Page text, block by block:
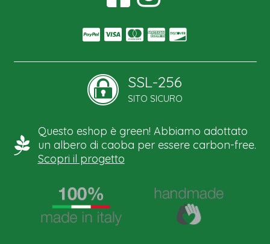
SSL-256
SITO SICURO
Questo eshop è green! Abbiamo adottato
un albero di caoba per essere carbon-free.
Scopri il progetto